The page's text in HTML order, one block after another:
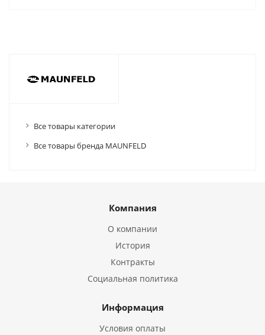
Все товары категории
Все товары бренда MAUNFELD
Компания
О компании
История
Контракты
Социальная политика
Информация
Условия оплаты